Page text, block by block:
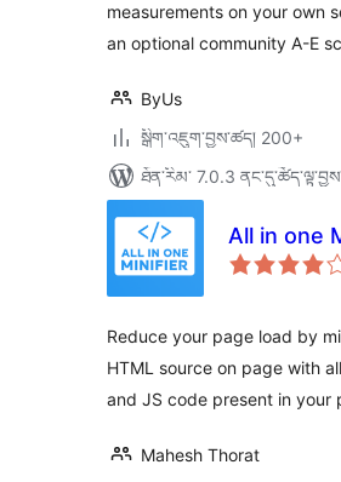
measurements on your own
an optional community A-E
ByUs
སྒྲིག་འཇུག་བྱས་ཚད། 200+
ཐོན་རིམ་ 7.0.3
All in one
Reduce your page load by
HTML source on page with
and JS code present in your
Mahesh Thorat